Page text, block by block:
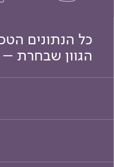
כל הנתונים
הגוון שבחרת